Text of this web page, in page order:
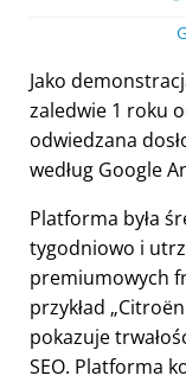
Jako
zaledwie 1 roku
odwiedzana
według Google
Platforma była
tygodniowo i
premiumowych
przykład
pokazuje
SEO. Platforma